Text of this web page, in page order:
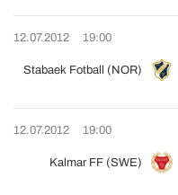
12.07.2012 19:00
Stabaek Fotball (NOR)
12.07.2012 19:00
Kalmar FF (SWE)